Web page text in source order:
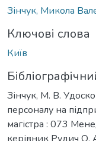
Зінчук, Микола
Ключові слова
Київ
Зінчук, М. В.
персоналу на
магістра : 073